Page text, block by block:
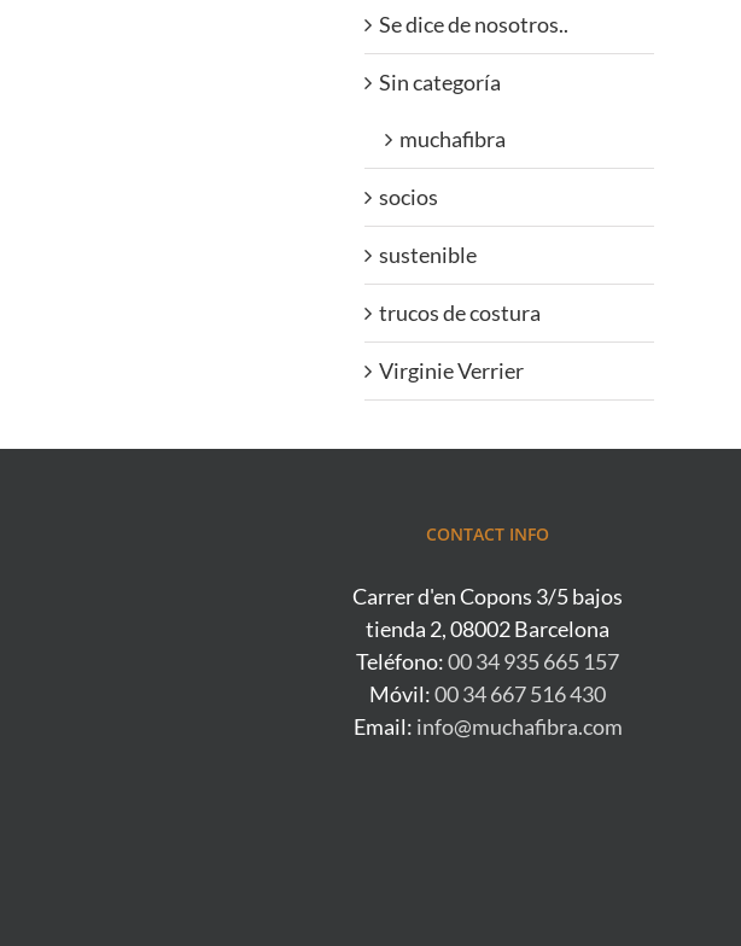
Se dice de nosotros..
Sin categoría
muchafibra
socios
sustenible
trucos de costura
Virginie Verrier
CONTACT INFO
Carrer d'en Copons 3/5 bajos
tienda 2, 08002 Barcelona
Teléfono:00 34 935 665 157
Móvil:00 34 667 516 430
Email: info@muchafibra.com